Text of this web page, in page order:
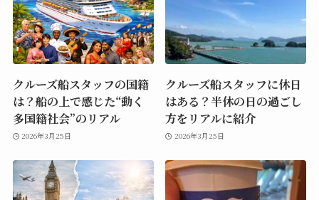
クルーズ船スタッフの国籍
は？船の上で感じた“動く
多国籍社会”のリアル
2026年3月25日
クルーズ船スタッフに休日
はある？半休の日の過ごし
方をリアルに紹介
2026年3月25日